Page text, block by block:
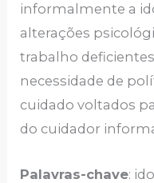
informalmente a
alterações
trabalho
necessidade de
cuidado voltados
do cuidador
Palavras-chave: